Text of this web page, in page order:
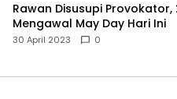
Rawan Disusupi
Mengawal May Day Hari Ini
30 April 2023 0